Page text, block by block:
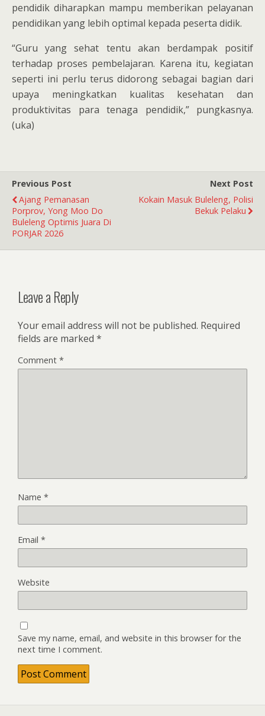
pendidik diharapkan mampu memberikan pelayanan
pendidikan yang lebih optimal kepada peserta didik.
“Guru yang sehat tentu akan berdampak positif
terhadap proses pembelajaran. Karena itu, kegiatan
seperti ini perlu terus didorong sebagai bagian dari
upaya meningkatkan kualitas kesehatan dan
produktivitas para tenaga pendidik,” pungkasnya.
(uka)
Previous Post
Ajang Pemanasan
Porprov, Yong Moo Do
Buleleng Optimis Juara Di
PORJAR 2026
Next Post
Kokain Masuk Buleleng, Polisi
Bekuk Pelaku
Leave a Reply
Your email address will not be published. Required
fields are marked *
Comment *
Name *
Email *
Website
Save my name, email, and website in this browser for the
next time I comment.